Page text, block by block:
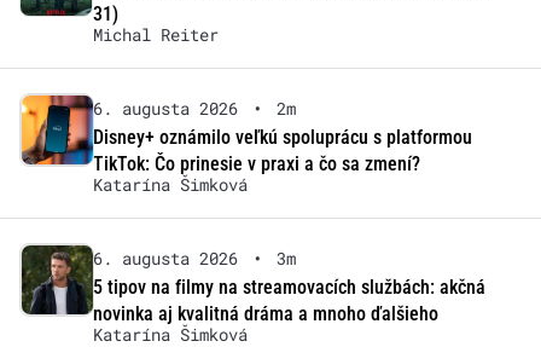
31)
Michal Reiter
6. augusta 2026 •
2m
Disney+ oznámilo veľkú spoluprácu s platformou
TikTok: Čo prinesie v praxi a čo sa zmení?
Katarína Šimková
6. augusta 2026 •
3m
5 tipov na filmy na streamovacích službách: akčná
novinka aj kvalitná dráma a mnoho ďalšieho
Katarína Šimková